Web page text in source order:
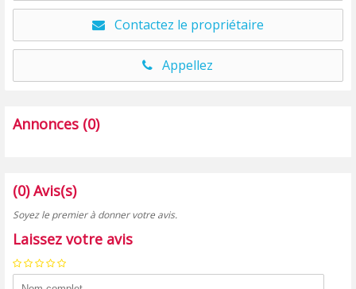
Contactez le propriétaire
Appellez
Annonces (0)
(0) Avis(s)
Soyez le premier à donner votre avis.
Laissez votre avis